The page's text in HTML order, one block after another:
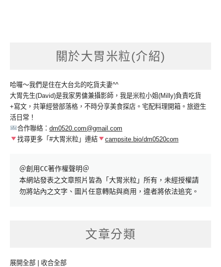
關於大胃米粒(介紹)
哈囉～我們是住在大台北的吃貨夫妻^^
大胃先生(David)是我家男傭兼攝影師，我是米粒小姐(Milly)負責吃貨
+寫文，共筆經營部落格，不時分享美食探店。宅配料理開箱。旅遊生
活日常！
合作聯絡： dm0520.com@gmail.com
找尋更多「#大胃米粒」連結
campsite.bio/dm0520com
＠創用CC著作權聲明＠
本網站發表之文章照片皆為「大胃米粒」所有，未經授權請
勿將站內之文字、圖片任意轉貼與商用，違者將依法追究。
文章分類
展開全部
收合全部